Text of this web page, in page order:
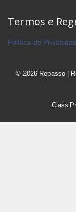
Termos e
Política de
© 2026 Repasso |